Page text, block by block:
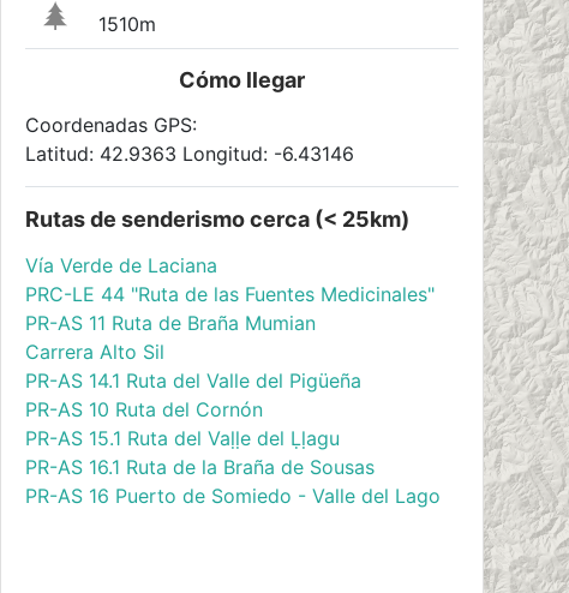
1510m
Cómo llegar
Coordenadas GPS:
Latitud: 42.9363 Longitud: -6.43146
Rutas de senderismo cerca (< 25km)
Vía Verde de Laciana
PRC-LE 44 "Ruta de las Fuentes Medicinales"
PR-AS 11 Ruta de Braña Mumian
Carrera Alto Sil
PR-AS 14.1 Ruta del Valle del Pigüeña
PR-AS 10 Ruta del Cornón
PR-AS 15.1 Ruta del Vaḷḷe del Ḷḷagu
PR-AS 16.1 Ruta de la Braña de Sousas
PR-AS 16 Puerto de Somiedo - Valle del Lago